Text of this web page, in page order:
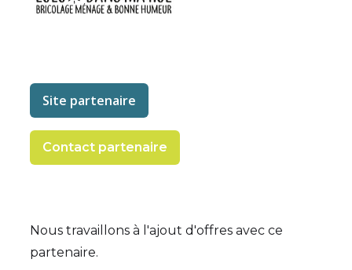
Site partenaire
Contact partenaire
Nous travaillons à l'ajout d'offres avec ce
partenaire.